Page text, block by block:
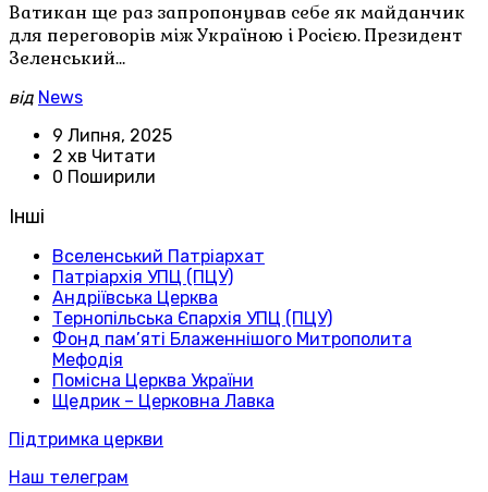
Ватикан ще раз запропонував себе як майданчик
для переговорів між Україною і Росією. Президент
Зеленський…
від News
9 Липня, 2025
2 хв Читати
0 Поширили
Інші
Вселенський Патріархат
Патріархія УПЦ (ПЦУ)
Андріївська Церква
Тернопільська Єпархія УПЦ (ПЦУ)
Фонд пам’яті Блаженнішого Митрополита
Мефодія
Помісна Церква України
Щедрик – Церковна Лавка
Підтримка церкви
Наш телеграм